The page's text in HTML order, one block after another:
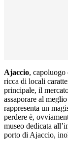
Ajaccio, capoluogo
ricca di locali
principale, il
assaporare al
rappresenta un
perdere è,
museo dedicata
porto di Ajaccio,